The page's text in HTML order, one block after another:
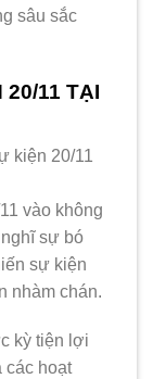
sâu sắc
20/11 TẠI
vào không
sự bó
sự kiện
nhàm chán.
kỳ tiện lợi
các hoạt